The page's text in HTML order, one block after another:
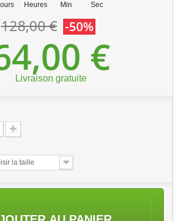
Heures Min Sec
128,00 € -50%
€
Livraison gratuite
la taille